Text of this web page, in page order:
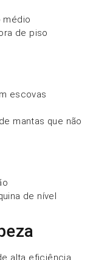
médio
de piso
escovas
mantas que não
de nível
alta eficiência